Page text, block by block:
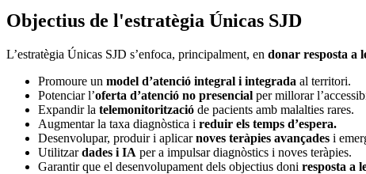
Objectius de l'estratègia Únicas SJD
L’estratègia Únicas SJD s’enfoca, principalment, en donar resposta a
Promoure un model d’atenció integral i integrada al territori.
Potenciar l’oferta d’atenció no presencial per millorar
Expandir la telemonitorització de pacients amb malalties rares.
Augmentar la taxa diagnòstica i reduir els temps d’espera.
Desenvolupar, produir i aplicarnoves teràpies avançades i
Utilitzardades i IA per a impulsar diagnòstics i noves teràpies.
Garantir que el desenvolupament dels objectius doni resposta a